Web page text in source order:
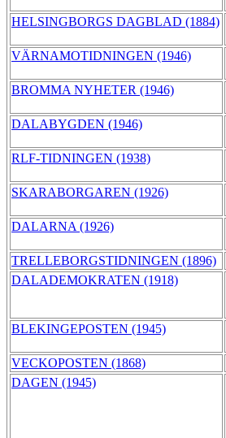
HELSINGBORGS DAGBLAD (1884)
VÄRNAMOTIDNINGEN (1946)
BROMMA NYHETER (1946)
DALABYGDEN (1946)
RLF-TIDNINGEN (1938)
SKARABORGAREN (1926)
DALARNA (1926)
TRELLEBORGSTIDNINGEN (1896)
DALADEMOKRATEN (1918)
BLEKINGEPOSTEN (1945)
VECKOPOSTEN (1868)
DAGEN (1945)